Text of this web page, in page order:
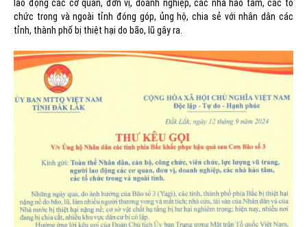
lao động các cơ quan, đơn vị, doanh nghiệp, các nhà hảo tâm, các tổ
chức trong và ngoài tỉnh đóng góp, ủng hộ, chia sẻ với nhân dân các
tỉnh, thành phố bị thiệt hại do bão, lũ gây ra.